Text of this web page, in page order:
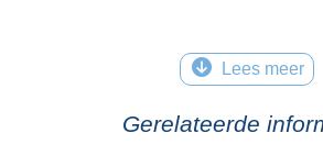
Lees meer
Gerelateerde